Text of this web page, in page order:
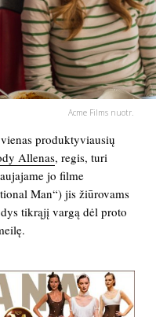
Acme Films nuotr.
produktyviausių
Allenas, regis, turi
jo filme
Man“) jis žiūrovams
tikrąjį vargą dėl proto